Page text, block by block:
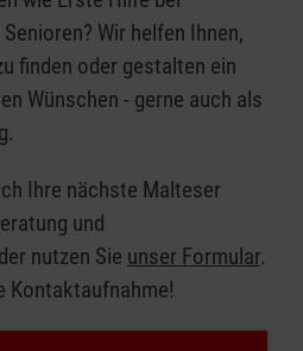
Wir helfen Ihnen,
finden oder gestalten ein
Wünschen - gerne auch als
Ihre nächste Malteser
und
nutzen Sie unser Formular.
Kontaktaufnahme!